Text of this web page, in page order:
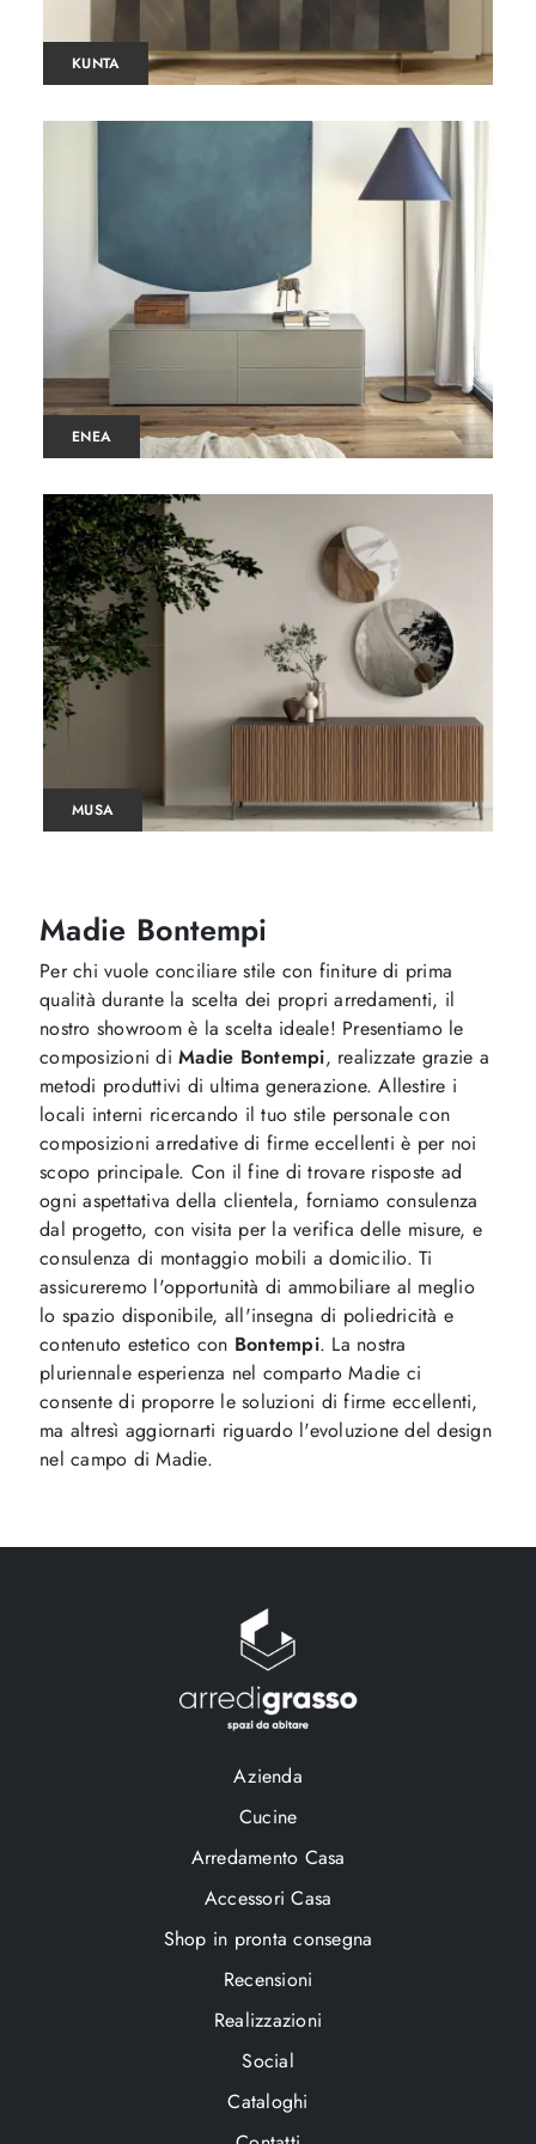
KUNTA
ENEA
MUSA
Madie Bontempi
Per chi vuole conciliare stile con finiture di prima
qualità durante la scelta dei propri arredamenti, il
nostro showroom è la scelta ideale! Presentiamo le
composizioni diMadie Bontempi, realizzate grazie a
metodi produttivi di ultima generazione. Allestire i
locali interni ricercando il tuo stile personale con
composizioni arredative di firme eccellenti è per noi
scopo principale. Con il fine di trovare risposte ad
ogni aspettativa della clientela, forniamo consulenza
dal progetto, con visita per la verifica delle misure, e
consulenza di montaggio mobili a domicilio. Ti
assicureremo l'opportunità di ammobiliare al meglio
lo spazio disponibile, all'insegna di poliedricità e
contenuto estetico con Bontempi. La nostra
pluriennale esperienza nel comparto Madie ci
consente di proporre le soluzioni di firme eccellenti,
ma altresì aggiornarti riguardo l'evoluzione del design
nel campo di Madie.
Azienda
Cucine
Arredamento Casa
Accessori Casa
Shop in pronta consegna
Recensioni
Realizzazioni
Social
Cataloghi